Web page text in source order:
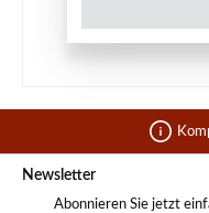
Newsletter
Abonnieren Sie jetzt